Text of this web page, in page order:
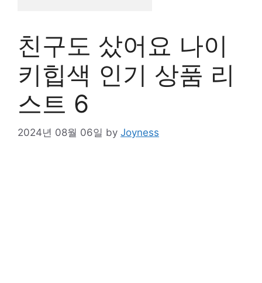
친구도 샀어요 나이
키힙색 인기 상품 리
스트 6
2024년 08월 06일 by Joyness